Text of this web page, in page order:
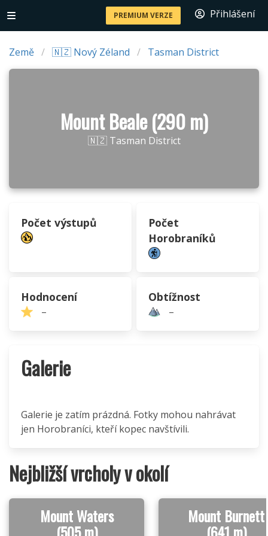
PREMIUM VERZE Přihlášení
Země 🇳🇿 Nový Zéland Tasman District
Mount Beale (290 m)
🇳🇿 Tasman District
Počet výstupů
Počet
Horobraníků
Hodnocení
–
Obtížnost
–
Galerie
Galerie je zatím prázdná. Fotky mohou nahrávat
jen Horobraníci, kteří kopec navštívili.
Nejbližší vrcholy v okolí
Mount Waters Mount Burnett